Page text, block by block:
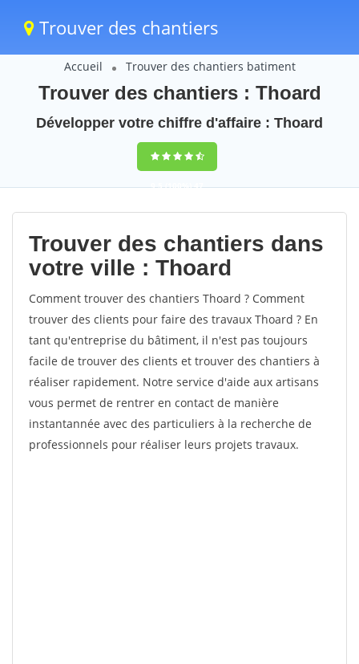
Trouver des chantiers
Accueil Trouver des chantiers batiment
Trouver des chantiers : Thoard
Développer votre chiffre d'affaire : Thoard
9,5(100%)47
votes
Trouver des chantiers dans
votre ville : Thoard
Comment trouver des chantiers Thoard ? Comment
trouver des clients pour faire des travaux Thoard ? En
tant qu'entreprise du bâtiment, il n'est pas toujours
facile de trouver des clients et trouver des chantiers à
réaliser rapidement. Notre service d'aide aux artisans
vous permet de rentrer en contact de manière
instantannée avec des particuliers à la recherche de
professionnels pour réaliser leurs projets travaux.